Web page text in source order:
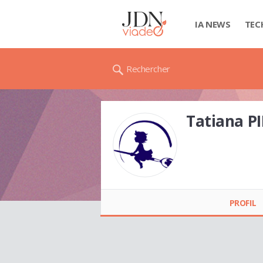
IA NEWS
Rechercher
Tatiana
PROFIL